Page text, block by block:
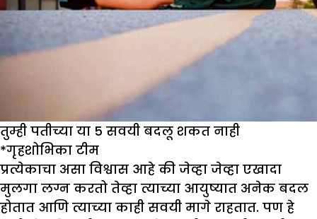
तुम्ही पतीच्या या 5 सवयी बदलू शकत नाही
*गृहशोभिका टीम
प्रत्येकाचा असा विश्वास आहे की जेव्हा जेव्हा एखादा
मुलगा लग्न करतो तेव्हा त्याच्या आयुष्यात अनेक बदल
होतात आणि त्याच्या काही सवयी मागे राहतात. पण हे